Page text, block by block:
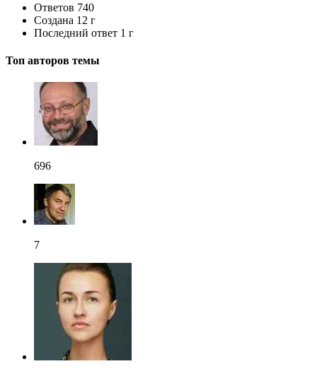
Ответов 740
Создана 12 г
Последний ответ 1 г
Топ авторов темы
696
7